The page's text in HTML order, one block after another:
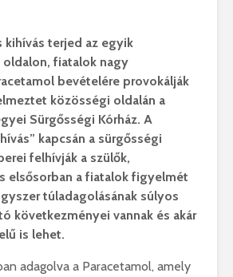
kihívás terjed az egyik
fiatalok nagy
bevételére provokálják
közösségi oldalán a
Sürgősségi Kórház. A
kapcsán a sürgősségi
felhívják a szülők,
elsősorban a fiatalok figyelmét
túladagolásának súlyos
következményei vannak és akár
is lehet.
adagolva a Paracetamol, amely